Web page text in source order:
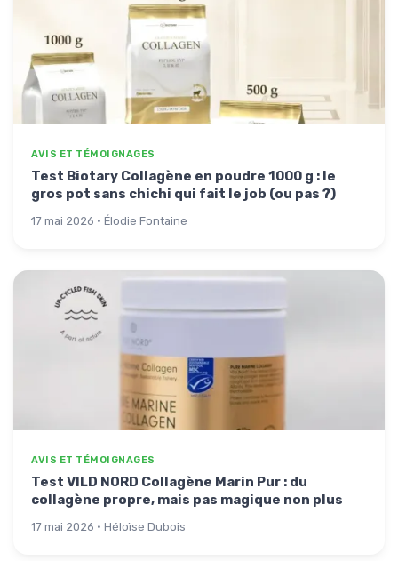
AVIS ET TÉMOIGNAGES
Test Biotary Collagène en poudre 1000 g : le
gros pot sans chichi qui fait le job (ou pas ?)
17 mai 2026 · Élodie Fontaine
AVIS ET TÉMOIGNAGES
Test VILD NORD Collagène Marin Pur : du
collagène propre, mais pas magique non plus
17 mai 2026 · Héloïse Dubois